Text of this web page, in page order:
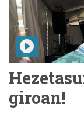
giroan!